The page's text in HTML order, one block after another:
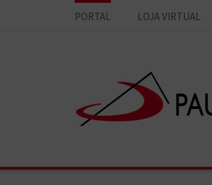
PORTAL LOJA VIRTUAL